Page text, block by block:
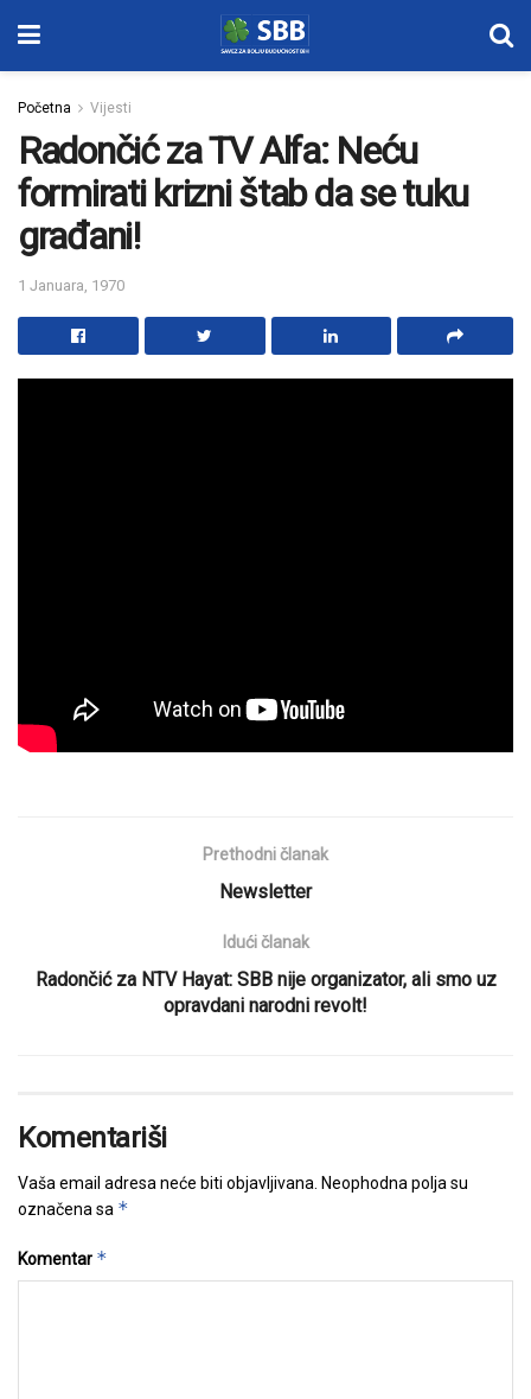
Početna Vijesti
Radončić za TV Alfa: Neću
formirati krizni štab da se tuku
građani!
1 Januara, 1970
Prethodni članak
Newsletter
Idući članak
Radončić za NTV Hayat: SBB nije organizator, ali smo uz
opravdani narodni revolt!
Komentariši
Vaša email adresa neće biti objavljivana. Neophodna polja su
označena sa *
Komentar *